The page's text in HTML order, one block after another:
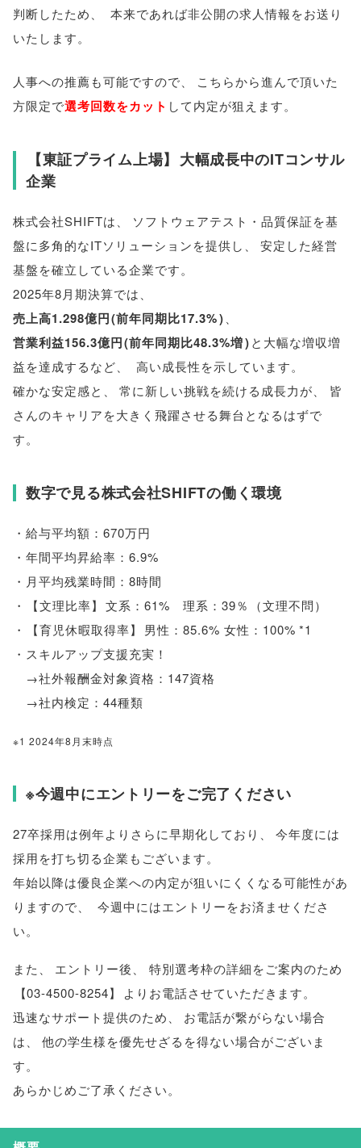
判断したため
本来であれば非公開の求人情報をお送り
いたします。
人事への推薦も可能ですので、
こちらから進んで頂いた
方限定で選考回数をカット して内定が狙えます。
【東証プライム上場】 大幅成長中のITコンサル
企業
株式会社SHIFTは
ソフトウェアテスト・品質保証を基
盤に多角的なITソリューションを提供し
安定した経営
基盤を確立している企業です。
2025年8月期決算では
売上高1.298億円(前年同期比17.3%)
営業利益156.3億円(前年同期比48.3%増)と大幅な増収増
益を達成するなど
高い成長性を示しています。
確かな安定感と
常に新しい挑戦を続ける成長力が
皆
さんのキャリアを大きく飛躍させる舞台となるはずで
す。
数字で見る株式会社SHIFTの働く環境
・給与平均額：670万円
・年間平均昇給率：6.9%
・月平均残業時間：8時間
・
【文理比率】 文系：61% 理系：39％ （文理不問）
・
【育児休暇取得率】
男性：85.6% 女性：100% *1
・スキルアップ支援充実！
→社外報酬金対象資格：147資格
→社内検定：44種類
※1 2024年8月末時点
※今週中にエントリーをご完了ください
27卒採用は例年よりさらに早期化しており
今年度には
採用を打ち切る企業もございます。
年始以降は優良企業への内定が狙いにくくなる可能性があ
りますので
今週中にはエントリーをお済ませくださ
い。
また エントリー後
特別選考枠の詳細をご案内のため
【03-4500-8254】 よりお電話させていただきます。
迅速なサポート提供のため
お電話が繋がらない場合
は
他の学生様を優先せざるを得ない場合がございま
す。
あらかじめご了承ください。